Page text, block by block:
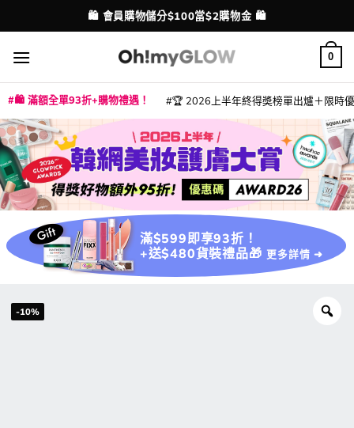
to
content
配送港澳
🛍️ 會員購物儲分$100當$2購物金 🛍️
0
🛍️ 滿額全單93折+購物禮遇！ 🏆 2026上半年終得奬榜單出爐＋限時
滿$599即享93折！
+送$480貨裝禮品🎁 更多詳情 ➜
-10%